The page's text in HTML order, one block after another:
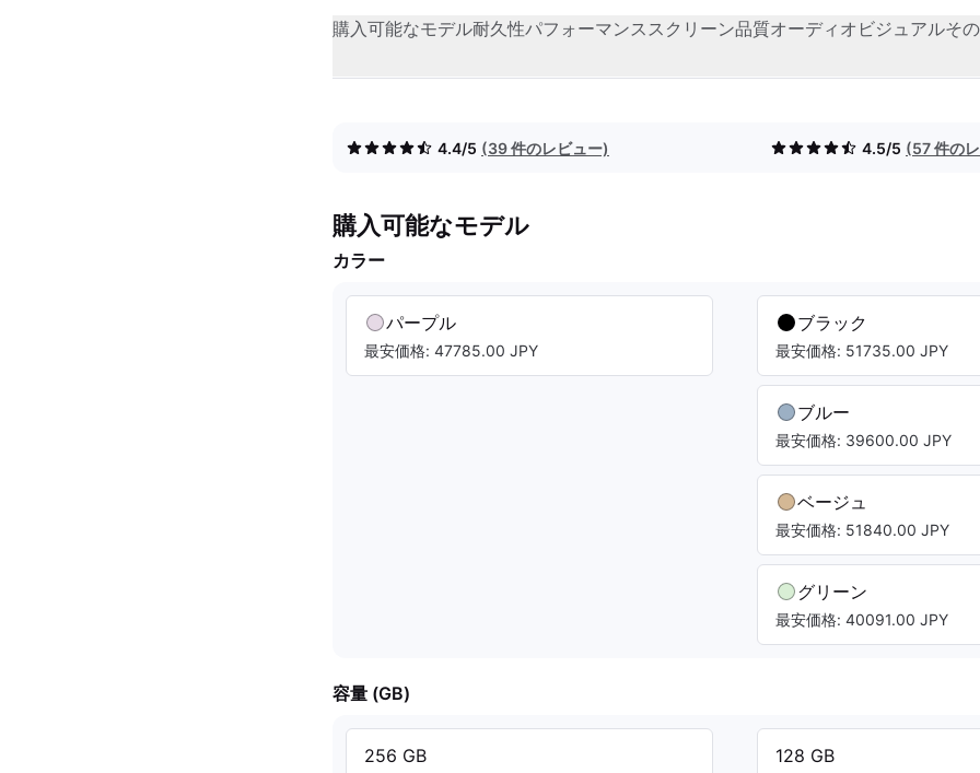
購入可能なモデル耐久性パフォーマンススクリーン品質オーディオビジュアルそ
4.4/5 (39 件のレビュー) 4.5/5 (57 件の
購入可能なモデル
カラー
パープル
最安価格: 47785.00 JPY
ブラック
最安価格: 51735.00 JPY
ブルー
最安価格: 39600.00 JPY
ベージュ
最安価格: 51840.00 JPY
グリーン
最安価格: 40091.00 JPY
容量 (GB)
256 GB 128 GB